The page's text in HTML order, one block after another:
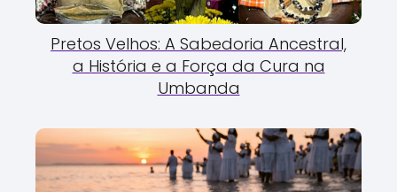
Pretos Velhos: A Sabedoria Ancestral,
a História e a Força da Cura na
Umbanda